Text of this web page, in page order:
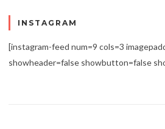
INSTAGRAM
[instagram-feed num=9 cols=3
showheader=false showbutton=false